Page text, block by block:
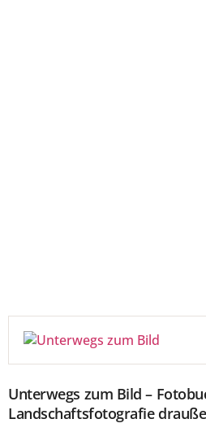
Unterwegs zum Bild –
Landschaftsfotografie